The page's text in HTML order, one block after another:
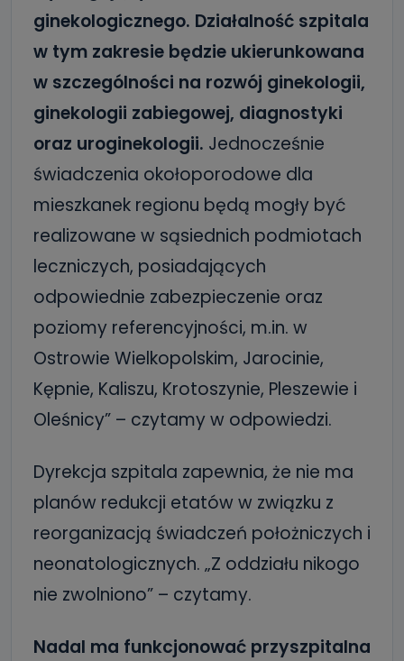
ginekologicznego. Działalność szpitala
w tym zakresie będzie ukierunkowana
w szczególności na rozwój ginekologii,
ginekologii zabiegowej, diagnostyki
oraz uroginekologii. Jednocześnie
świadczenia okołoporodowe dla
mieszkanek regionu będą mogły być
realizowane w sąsiednich podmiotach
leczniczych, posiadających
odpowiednie zabezpieczenie oraz
poziomy referencyjności, m.in. w
Ostrowie Wielkopolskim, Jarocinie,
Kępnie, Kaliszu, Krotoszynie, Pleszewie i
Oleśnicy” – czytamy w odpowiedzi.
Dyrekcja szpitala zapewnia, że nie ma
planów redukcji etatów w związku z
reorganizacją świadczeń położniczych i
neonatologicznych. „Z oddziału nikogo
nie zwolniono” – czytamy.
Nadal ma funkcjonować przyszpitalna